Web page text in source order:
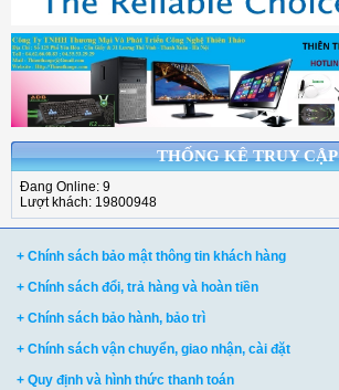
THỐNG KÊ TRUY CẬP
Đang Online: 9
Lượt khách: 19800948
+ Chính sách bảo mật thông tin khách hàng
+ Chính sách đổi, trả hàng và hoàn tiền
+ Chính sách bảo hành, bảo trì
+ Chính sách vận chuyển, giao nhận, cài đặt
+ Quy định và hình thức thanh toán